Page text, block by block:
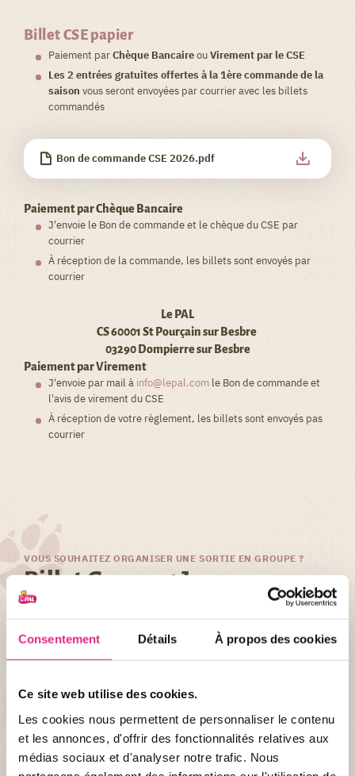
Consentement Détails À propos des cookies
Ce site web utilise des cookies.
Les cookies nous permettent de personnaliser le contenu
et les annonces, d'offrir des fonctionnalités relatives aux
médias sociaux et d'analyser notre trafic. Nous
Billet CSE papier
Paiement parChèque BancaireouVirement par le CSE
Les 2 entrées gratuites offertes à la 1ère commande de la
saison vous seront envoyées par courrier avec les billets
commandés
Bon de commande CSE 2026.pdf
Paiement par Chèque Bancaire
J'envoie le Bon de commande et le chèque du CSE par
courrier
À réception de la commande, les billets sont envoyés par
courrier
Le PAL
CS 60001 St Pourçain sur Besbre
03290 Dompierre sur Besbre
Paiement par Virement
J'envoie par mail à info@lepal.com le Bon de commande et
l'avis de virement du CSE
À réception de votre règlement, les billets sont envoyés pas
courrier
VOUS SOUHAITEZ ORGANISER UNE SORTIE EN GROUPE ?
Billet Groupe 1 Jour
Valable uniquement le jour de votre sortie en groupe.
jours avant votre visite : 28€
25 Billets minimumpar commande